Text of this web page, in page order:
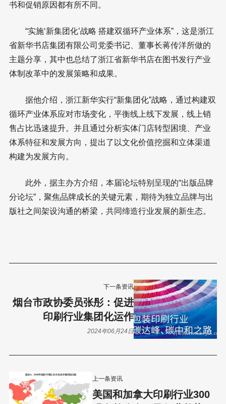
书和促销原因都有所不同。
“实施‘新集团化’战略 搭建双循环产业体系”，这是浙江
省新华书店集团有限公司党委书记、董事长蒋传洋所做的
主题分享，其中也总结了浙江省新华书店在图书发行产业
体制改革中的发展策略和成果。
据他介绍，浙江新华实行“新集团化”战略，通过构建双
循环产业体系应对市场变化，平衡线上线下发展，线上销
售占比迅速提升。并且通过分析实体门店转型困境、产业
体系特征和发展方向，提出了以文化价值挖掘和立体渠道
构建为发展方向。
此外，据主办方介绍，本届论坛特别呈现的“出版品牌
分论坛”，聚焦品牌成长的关键元素，期待为独立品牌与出
版社之间架设沟通的桥梁，共同缔造行业发展的新生态。
上一条资讯
美国和加拿大印刷行业300
下一条资讯
烟台市政协委员张彤：促进
印刷行业集团化运作
2024年06月24日